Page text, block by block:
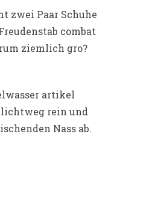
zwei Paar Schuhe
combat
ziemlich gro?
artikel
rein und
Nass ab.